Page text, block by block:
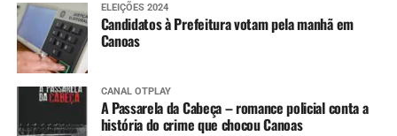
ELEIÇÕES 2024
Candidatos à Prefeitura votam pela manhã em
Canoas
CANAL OTPLAY
A Passarela da Cabeça – romance policial conta a
história do crime que chocou Canoas